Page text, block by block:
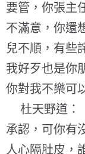
要管，你張主
不滿意，你
兒不順，有些
我好歹也是你
你對我不樂可
杜天野道：
承認，可你有
人心隔肚皮